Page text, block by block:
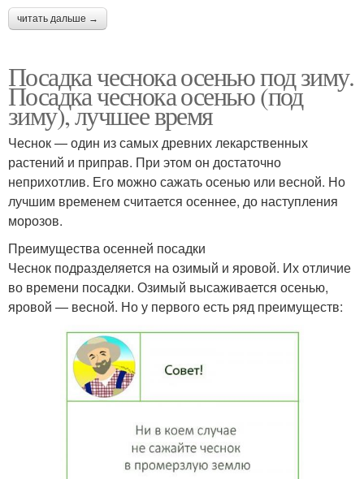
читать дальше →
Посадка чеснока осенью под зиму.
Посадка чеснока осенью (под
зиму), лучшее время
Чеснок — один из самых древних лекарственных
растений и приправ. При этом он достаточно
неприхотлив. Его можно сажать осенью или весной. Но
лучшим временем считается осеннее, до наступления
морозов.
Преимущества осенней посадки
Чеснок подразделяется на озимый и яровой. Их отличие
во времени посадки. Озимый высаживается осенью,
яровой — весной. Но у первого есть ряд преимуществ: